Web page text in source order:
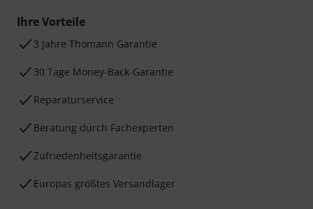
Ihre Vorteile
3 Jahre Thomann Garantie
30 Tage Money-Back-Garantie
Reparaturservice
Beratung durch Fachexperten
Zufriedenheitsgarantie
Europas größtes Versandlager